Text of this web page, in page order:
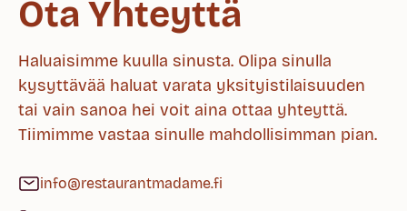
Ota Yhteyttä
Haluaisimme kuulla sinusta. Olipa sinulla
kysyttävää haluat varata yksityistilaisuuden
tai vain sanoa hei voit aina ottaa yhteyttä.
Tiimimme vastaa sinulle mahdollisimman pian.
info@restaurantmadame.fi